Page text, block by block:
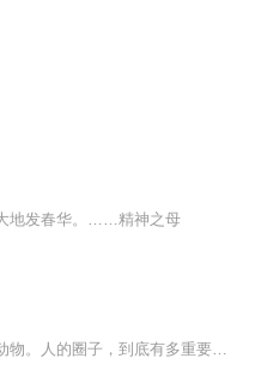
地发春华。……精神之母